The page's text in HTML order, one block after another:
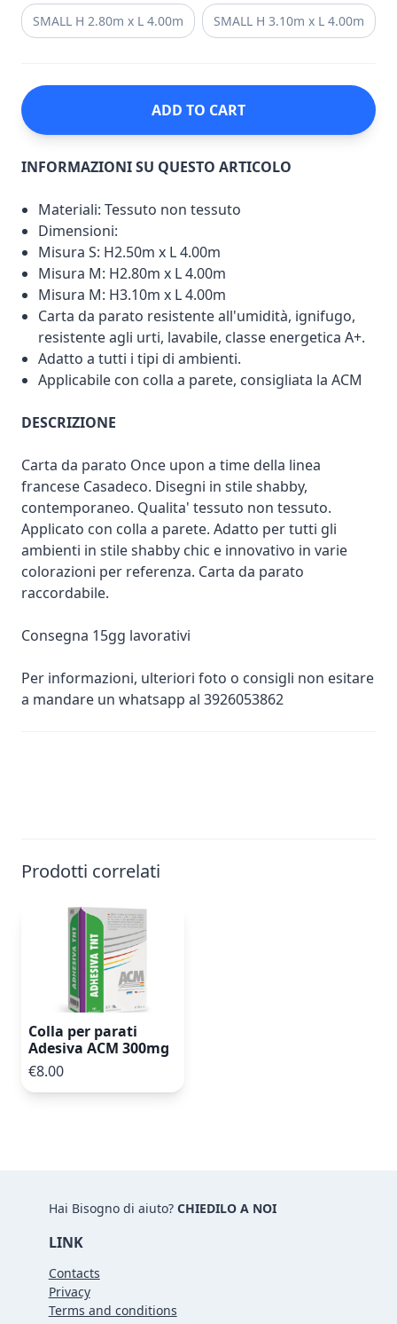
SMALL H 2.80m x L 4.00m SMALL H 3.10m x L 4.00m
ADD TO CART
INFORMAZIONI SU QUESTO ARTICOLO
Materiali: Tessuto non tessuto
Dimensioni:
Misura S: H2.50m x L 4.00m
Misura M: H2.80m x L 4.00m
Misura M: H3.10m x L 4.00m
Carta da parato resistente all'umidità, ignifugo,
resistente agli urti, lavabile, classe energetica A+.
Adatto a tutti i tipi di ambienti.
Applicabile con colla a parete, consigliata la ACM
DESCRIZIONE
Carta da parato Once upon a time della linea
francese Casadeco. Disegni in stile shabby,
contemporaneo. Qualita' tessuto non tessuto.
Applicato con colla a parete. Adatto per tutti gli
ambienti in stile shabby chic e innovativo in varie
colorazioni per referenza. Carta da parato
raccordabile.
Consegna 15gg lavorativi
Per informazioni, ulteriori foto o consigli non esitare
a mandare un whatsapp al 3926053862
Prodotti correlati
Colla per parati
Adesiva ACM 300mg
€8.00
Hai Bisogno di aiuto? CHIEDILO A NOI
LINK
Contacts
Privacy
Terms and conditions